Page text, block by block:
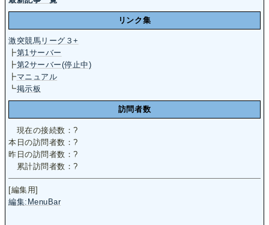
リンク集
激突競馬リーグ３+
┣第1サーバー
┣第2サーバー(停止中)
┣マニュアル
┗掲示板
訪問者数
現在の接続数：?
本日の訪問者数：?
昨日の訪問者数：?
累計訪問者数：?
[編集用]
編集:MenuBar